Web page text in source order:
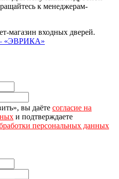
к менеджерам-
магазин входных дверей.
— «ЭВРИКА»
вы даёте согласие на
и подтверждаете
персональных данных